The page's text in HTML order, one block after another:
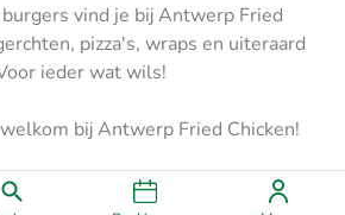
vind je bij Antwerp Fried
pizza's, wraps en uiteraard
ieder wat wils!
bij Antwerp Fried Chicken!